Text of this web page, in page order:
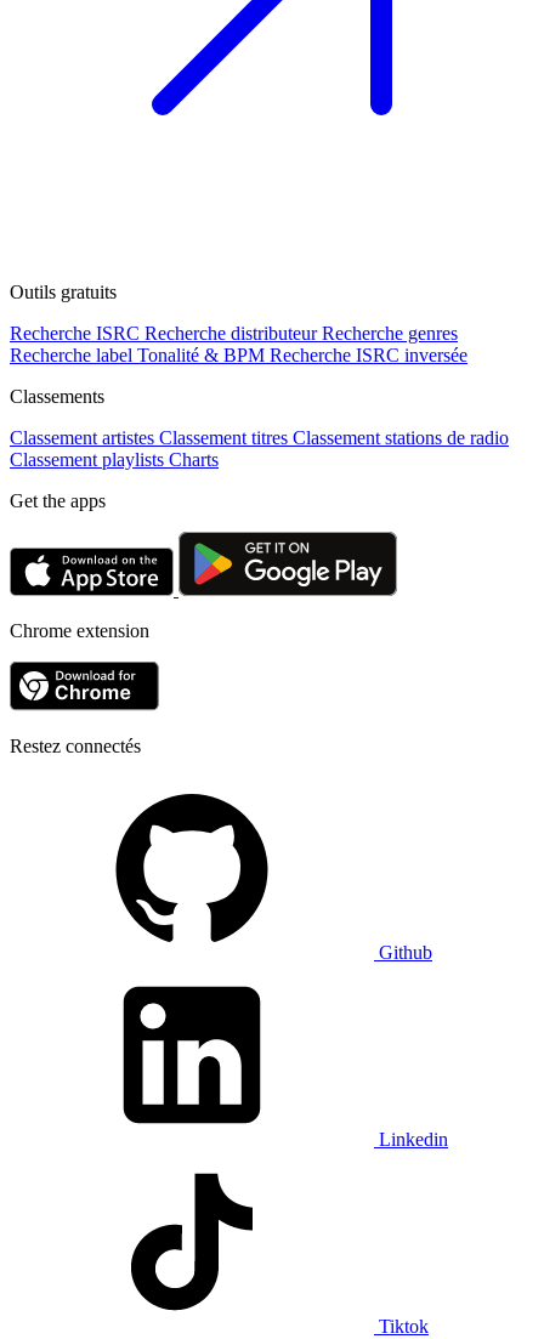
Outils gratuits
Recherche ISRC Recherche distributeur Recherche genres
Recherche label Tonalité & BPM Recherche ISRC inversée
Classements
Classement artistes Classement titres Classement stations de radio
Classement playlists Charts
Get the apps
Chrome extension
Restez connectés
Github
Linkedin
Tiktok